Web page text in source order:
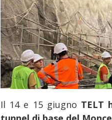
Il 14 e 15 giugno TELT